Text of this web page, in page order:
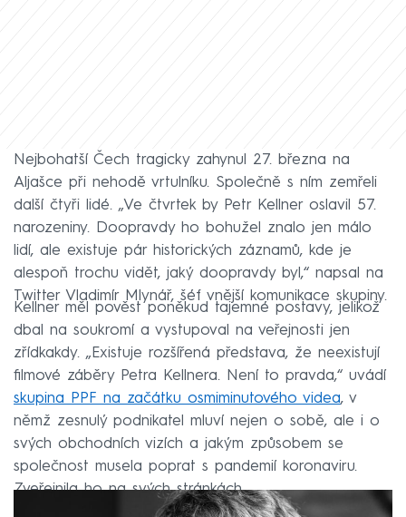
Nejbohatší Čech tragicky zahynul 27. března na
Aljašce při nehodě vrtulníku. Společně s ním zemřeli
další čtyři lidé. „Ve čtvrtek by Petr Kellner oslavil 57.
narozeniny. Doopravdy ho bohužel znalo jen málo
lidí, ale existuje pár historických záznamů, kde je
alespoň trochu vidět, jaký doopravdy byl,“ napsal na
Twitter Vladimír Mlynář, šéf vnější komunikace skupiny.
Kellner měl pověst poněkud tajemné postavy, jelikož
dbal na soukromí a vystupoval na veřejnosti jen
zřídkakdy. „Existuje rozšířená představa, že neexistují
filmové záběry Petra Kellnera. Není to pravda,“ uvádí
skupina PPF na začátku osmiminutového videa, v
němž zesnulý podnikatel mluví nejen o sobě, ale i o
svých obchodních vizích a jakým způsobem se
společnost musela poprat s pandemií koronaviru.
Zveřejnila ho na svých stránkách.